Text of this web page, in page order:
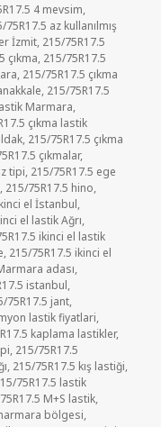
4 mevsim,
75R17.5 az kullanılmış
İzmit, 215/75R17.5
çıkma, 215/75R17.5
, 215/75R17.5 çıkma
, 215/75R17.5
Marmara,
çıkma lastik
, 215/75R17.5 çıkma
çıkmalar,
tipi, 215/75R17.5 ege
, 215/75R17.5 hino,
el İstanbul,
el lastik Ağrı,
ikinci el lastik
, 215/75R17.5 ikinci el
adası,
istanbul,
75R17.5 jant,
lastik fiyatlari,
kaplama lastikler,
, 215/75R17.5
, 215/75R17.5 kış lastiği,
75R17.5 lastik
M+S lastik,
bölgesi,